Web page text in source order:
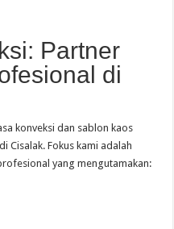
Partner
di
konveksi dan sablon kaos
Cisalak. Fokus kami adalah
yang mengutamakan: